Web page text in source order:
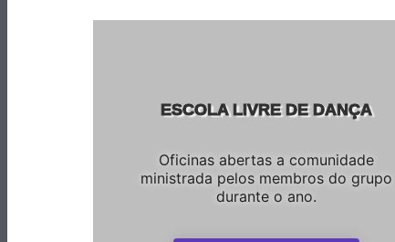
ESCOLA LIVRE DE DANÇA
Oficinas abertas a comunidade
ministrada pelos membros do grupo
durante o ano.